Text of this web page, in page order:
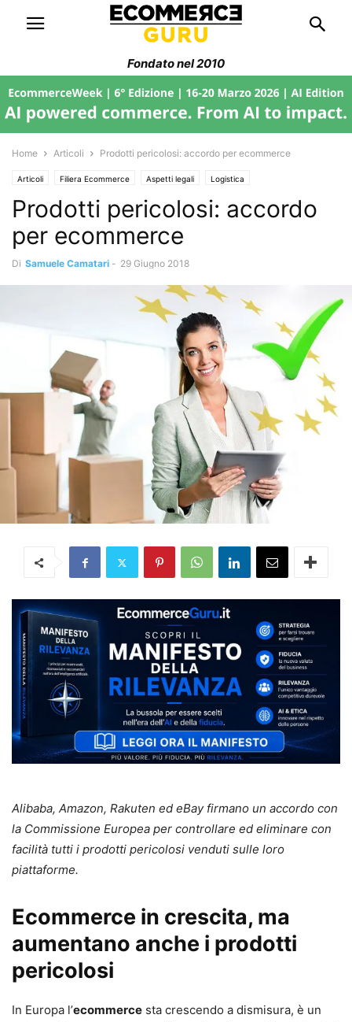
Fondato nel 2010
Home Articoli Prodotti pericolosi: accordo per ecommerce
Articoli Filiera Ecommerce Aspetti legali Logistica
Prodotti pericolosi: accordo
per ecommerce
Di Samuele Camatari - 29 Giugno 2018
Alibaba, Amazon, Rakuten ed eBay firmano un accordo con
la Commissione Europea per controllare ed eliminare con
facilità tutti i prodotti pericolosi venduti sulle loro
piattaforme.
Ecommerce in crescita, ma
aumentano anche i prodotti
pericolosi
In Europa l’ecommerce sta crescendo a dismisura, è un